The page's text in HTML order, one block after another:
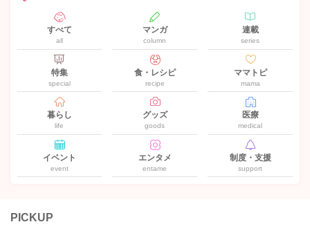
すべて
all
マンガ
column
連載
series
特集
special
食・レシピ
recipe
ママトピ
mama
暮らし
life
グッズ
goods
医療
medical
イベント
event
エンタメ
entame
制度・支援
support
PICKUP